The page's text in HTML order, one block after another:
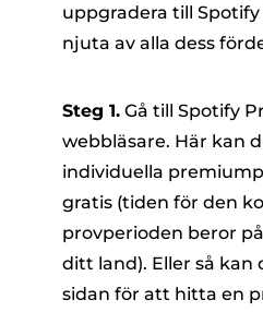
uppgradera till
njuta av alla dess
Steg 1. Gå till Spotify
webbläsare. Här kan
individuella
gratis (tiden för den
provperioden beror
ditt land). Eller så kan
sidan för att hitta en